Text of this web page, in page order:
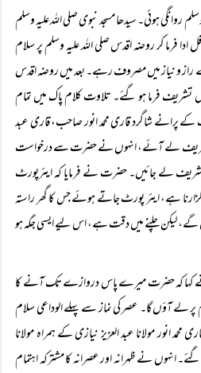
روانگی ہوئی۔ سیدھا مسجد نبوی صلی اللہ علیہ وسلم
فرما کر روضہ اقدس صلی اللہ علیہ وسلم پر سلام
راز و نیاز میں مصروف رہے۔ بعد میں روضہ اقدس
فرما ہو گئے۔ تلاوت کلام پاک میں تمام
پرانے شاگرد قاری محمد انور صاحب، قاری عبد
تشریف لے آئے، انہوں نے حضرت سے درخواست
لے جائیں۔ حضرت نے فرمایا کہ ایئرپورٹ
ہے، ایئر پورٹ جاتے ہوئے جس کا گھر راستہ
گے، لیکن چلنے میں دقت ہے، اس لیے ایسی جگہ ہو
کہا کہ حضرت میرے پاس دروازے تک آنے کا
لے آؤں گا۔ عصر کی نماز سے پہلے الوداعی سلام
انور مولانا عبد العزیز نیازی کے ہمراہ مولانا
انہوں نے ظہرانہ اور عصرانہ کا مشترکہ اہتمام